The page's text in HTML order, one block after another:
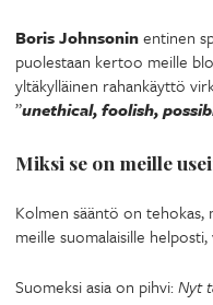
Boris Johnsoninentinen
puolestaan kertoo meille
yltäkylläinen rahankäyttö
”unethical, foolish,
Miksi se on meille
Kolmen sääntö on
meille suomalaisille
Suomeksi asia on pihvi:Nyt